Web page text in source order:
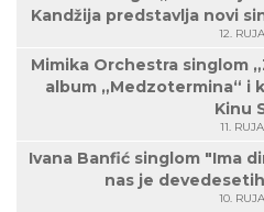
Kandžija predstavlja novi
12.
Mimika Orchestra singlom
album „Medzotermina“ i
Kinu
11.
Ivana Banfić singlom "Ima
nas je
10.